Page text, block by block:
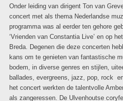
Onder leiding van dirigent Ton van
concert met als thema Nederlandse
programma was al eerder ten gehore
‘Vrienden van Constantia Live’ en op
Breda. Degenen die deze concerten
kans om te genieten van fantastische
bodem, in diverse genres en stijlen,
ballades, evergreens, jazz, pop, rock
het concert werkten de talentvolle
als zangeressen. De Ulvenhoutse